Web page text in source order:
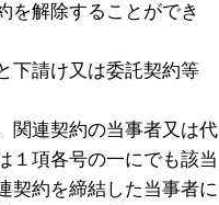
を解除することができ
下請け又は委託契約等
関連契約の当事者又は代
１項各号の一にでも該当
契約を締結した当事者に